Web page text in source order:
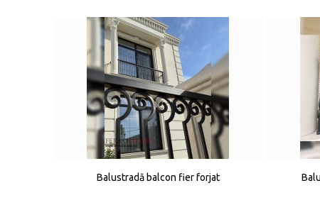
Balustradă balcon fier forjat